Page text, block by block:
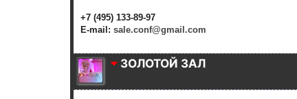
+7 (495) 133-89-97
E-mail: sale.conf@gmail.com
ЗОЛОТОЙ ЗАЛ